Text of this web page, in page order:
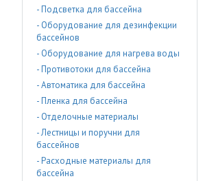
- Подсветка для бассейна
- Оборудование для дезинфекции
бассейнов
- Оборудование для нагрева воды
- Противотоки для бассейна
- Автоматика для бассейна
- Пленка для бассейна
- Отделочные материалы
- Лестницы и поручни для
бассейнов
- Расходные материалы для
бассейна